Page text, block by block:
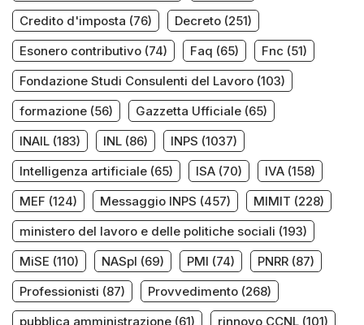
Credito d'imposta (76) Decreto (251)
Esonero contributivo (74) Faq (65) Fnc (51)
Fondazione Studi Consulenti del Lavoro (103)
formazione (56) Gazzetta Ufficiale (65)
INAIL (183) INL (86) INPS (1037)
Intelligenza artificiale (65) ISA (70) IVA (158)
MEF (124) Messaggio INPS (457) MIMIT (228)
ministero del lavoro e delle politiche sociali (193)
MiSE (110) NASpI (69) PMI (74) PNRR (87)
Professionisti (87) Provvedimento (268)
pubblica amministrazione (61) rinnovo CCNL (101)